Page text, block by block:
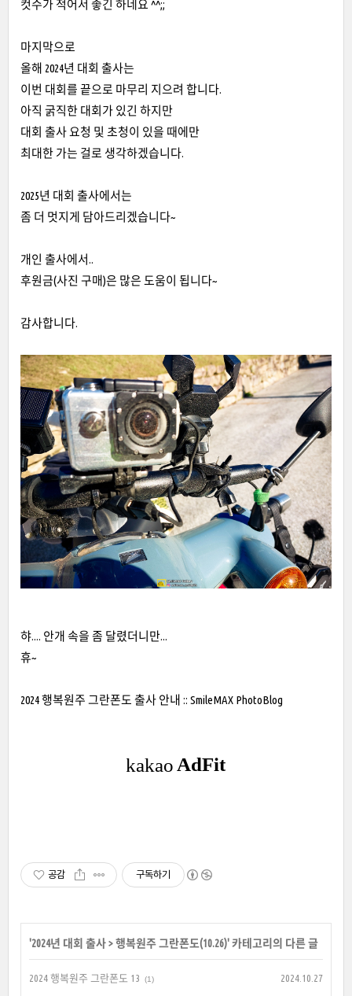
컷수가 적어서 좋긴 하네요 ^^;;
마지막으로
올해 2024년 대회 출사는
이번 대회를 끝으로 마무리 지으려 합니다.
아직 굵직한 대회가 있긴 하지만
대회 출사 요청 및 초청이 있을 때에만
최대한 가는 걸로 생각하겠습니다.
2025년 대회 출사에서는
좀 더 멋지게 담아드리겠습니다~
개인 출사에서..
후원금(사진 구매)은 많은 도움이 됩니다~
감사합니다.
햐.... 안개 속을 좀 달렸더니만...
휴~
2024 행복원주 그란폰도 출사 안내 :: SmileMAX PhotoBlog
공감 구독하기
'2024년 대회 출사>행복원주 그란폰도(10.26)' 카테고리의 다른 글
2024 행복원주 그란폰도 13 (1) 2024.10.27